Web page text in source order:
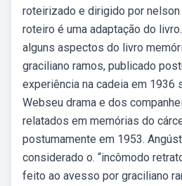
roteirizado e dirigido por
roteiro é uma adaptação do
alguns aspectos do livro
graciliano ramos, publicado
experiência na cadeia em 1936
Webseu drama e dos
relatados em memórias do
postumamente em 1953.
considerado o. “incômodo
feito ao avesso por graciliano